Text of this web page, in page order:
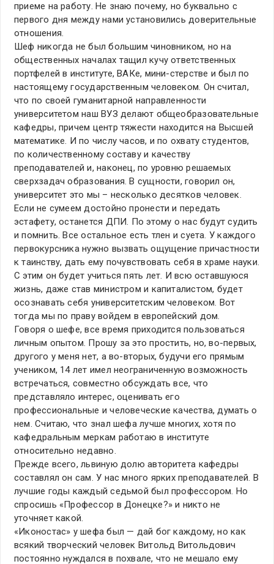
приеме на работу. Не знаю почему, но буквально с
первого дня между нами установились доверительные
отношения.
Шеф никогда не был большим чиновником, но на
общественных началах тащил кучу ответственных
портфелей в институте, ВАКе, мини-стерстве и был по
настоящему государственным человеком. Он считал,
что по своей гуманитарной направленности
университетом наш ВУЗ делают общеобразовательные
кафедры, причем центр тяжести находится на Высшей
математике. И по числу часов, и по охвату студентов,
по количественному составу и качеству
преподавателей и, наконец, по уровню решаемых
сверхзадач образования. В сущности, говорил он,
университет это мы – несколько десятков человек.
Если не сумеем достойно пронести и передать
эстафету, останется ДПИ. По этому о нас будут судить
и помнить. Все остальное есть тлен и суета. У каждого
первокурсника нужно вызвать ощущение причастности
к таинству, дать ему почувствовать себя в храме науки.
С этим он будет учиться пять лет. И всю оставшуюся
жизнь, даже став министром и капиталистом, будет
осознавать себя университетским человеком. Вот
тогда мы по праву войдем в европейский дом.
Говоря о шефе, все время приходится пользоваться
личным опытом. Прошу за это простить, но, во-первых,
другого у меня нет, а во-вторых, будучи его прямым
учеником, 14 лет имел неограниченную возможность
встречаться, совместно обсуждать все, что
представляло интерес, оценивать его
профессиональные и человеческие качества, думать о
нем. Считаю, что знал шефа лучше многих, хотя по
кафедральным меркам работаю в институте
относительно недавно.
Прежде всего, львиную долю авторитета кафедры
составлял он сам. У нас много ярких преподавателей. В
лучшие годы каждый седьмой был профессором. Но
спросишь «Профессор в Донецке?» и никто не
уточняет какой.
«Иконостас» у шефа был — дай бог каждому, но как
всякий творческий человек Витольд Витольдович
постоянно нуждался в похвале, что не мешало ему